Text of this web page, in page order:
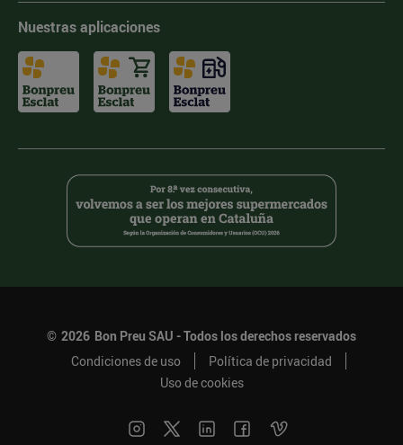
Nuestras aplicaciones
© 2026 Bon Preu SAU - Todos los derechos reservados
Condiciones de uso
Política de privacidad
Uso de cookies